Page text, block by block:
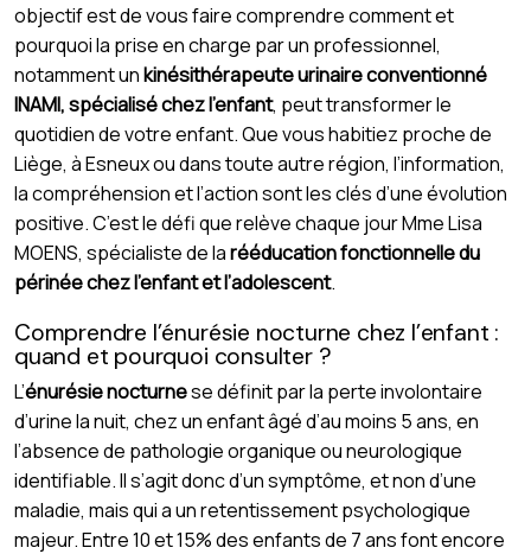
objectif est de vous faire comprendre comment et
pourquoi la prise en charge par un professionnel,
notamment unkinésithérapeute urinaire conventionné
INAMI, spécialisé chez l’enfant, peut transformer le
quotidien de votre enfant. Que vous habitiez proche de
Liège, à Esneux ou dans toute autre région, l’information,
la compréhension et l’action sont les clés d’une évolution
positive. C’est le défi que relève chaque jour Mme Lisa
MOENS, spécialiste de larééducation fonctionnelle du
périnée chez l’enfant et l’adolescent.
Comprendre l’énurésie nocturne chez l’enfant :
quand et pourquoi consulter ?
L’énurésie nocturnese définit par la perte involontaire
d’urine la nuit, chez un enfant âgé d’au moins 5 ans, en
l’absence de pathologie organique ou neurologique
identifiable. Il s’agit donc d’un symptôme, et non d’une
maladie, mais qui a un retentissement psychologique
majeur. Entre 10 et 15% des enfants de 7 ans font encore